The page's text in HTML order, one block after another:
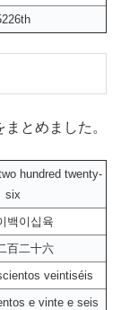
とめました。
hundred twenty-
six
백이십육
百二十六
veintiséis
e vinte e seis